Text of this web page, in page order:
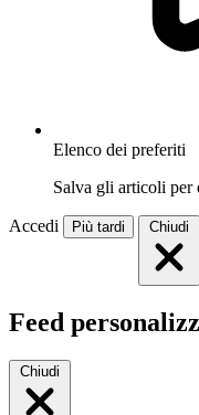
Elenco dei preferiti
Salva gli articoli per
Accedi Più tardi Chiudi
Feed
Chiudi